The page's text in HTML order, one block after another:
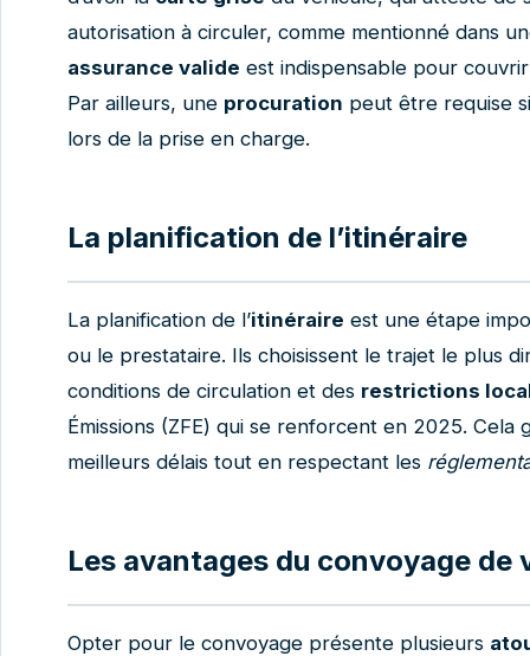
autorisation à circuler, comme mentionné dans
assurance valide est indispensable pour
Par ailleurs, une procuration peut être requise
lors de la prise en charge.
La planification de l’itinéraire
La planification de l’itinéraire est une étape
ou le prestataire. Ils choisissent le trajet le plus
conditions de circulation et des restrictions
Émissions (ZFE) qui se renforcent en 2025. Cela
meilleurs délais tout en respectant les
Les avantages du convoyage de
Opter pour le convoyage présente plusieurs